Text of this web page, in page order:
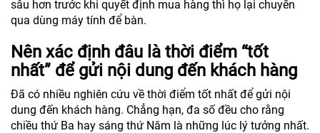
sâu hơn trước khi quyết định mua hàng thì họ lại chuyển
qua dùng máy tính để bàn.
Nên xác định đâu là thời điểm “tốt
nhất” để gửi nội dung đến khách hàng
Đã có nhiều nghiên cứu về thời điểm tốt nhất để gửi nội
dung đến khách hàng. Chẳng hạn, đa số đều cho rằng
chiều thứ Ba hay sáng thứ Năm là những lúc lý tưởng nhất.